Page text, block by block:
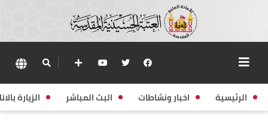
الرئيسية اخبار ونشاطات البث المباشر الزيارة